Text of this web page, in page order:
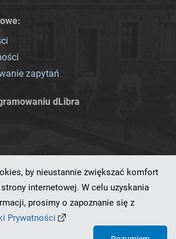
zapytań
dLibra
oprogramowaniu
by nieustannie zwiększać komfort
internetowej. W celu uzyskania
prosimy o zapoznanie się z
Prywatności